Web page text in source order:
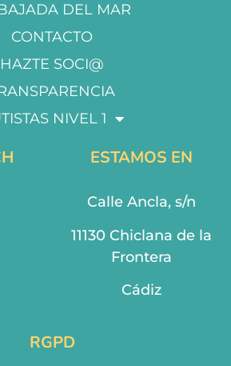
DEL MAR
CONTACTO
HAZTE SOCI@
NIVEL 1
ESTAMOS EN
Calle Ancla, s/n
11130 Chiclana de la
Frontera
Cádiz
RGPD